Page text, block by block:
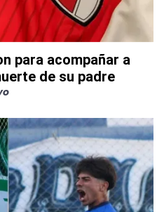
para acompañar a
de su padre